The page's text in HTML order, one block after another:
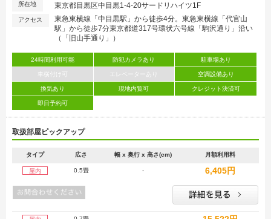
所在地 東京都目黒区中目黒1-4-20サードリハイツ1F
アクセス
東急東横線「中目黒駅」から徒歩4分。東急東横線「代官山
駅」から徒歩7分東京都道317号環状六号線「駒沢通り」沿い
（「旧山手通り」）
24時間利用可能 防犯カメラあり 駐車場あり
車横付け可 エレベーターあり 空調設備あり
換気あり 現地内覧可 クレジット決済可
即日予約可
取扱部屋ピックアップ
タイプ 広さ 幅 x 奥行 x 高さ(cm) 月額利用料
屋内 0.5畳 - 6,405円